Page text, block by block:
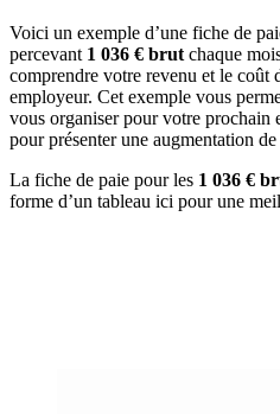
Voici un exemple d’une fiche de
percevant 1 036 € brut chaque
comprendre votre revenu et le coût
employeur. Cet exemple vous
vous organiser pour votre prochain
pour présenter une augmentation de
La fiche de paie pour les 1 036 €
forme d’un tableau ici pour une